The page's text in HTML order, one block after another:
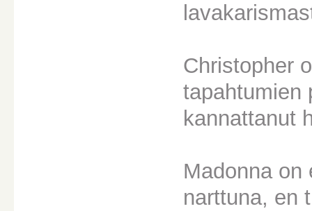
Christopher
tapahtumien
kannattanut
Madonna on
narttuna, en